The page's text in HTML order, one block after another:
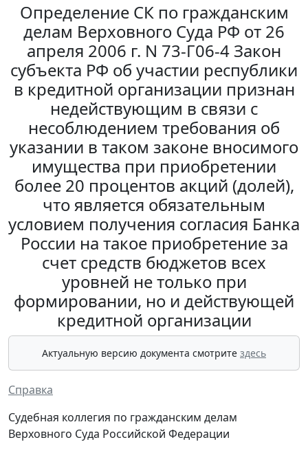
Определение СК по гражданским
делам Верховного Суда РФ от 26
апреля 2006 г. N 73-Г06-4 Закон
субъекта РФ об участии республики
в кредитной организации признан
недействующим в связи с
несоблюдением требования об
указании в таком законе вносимого
имущества при приобретении
более 20 процентов акций (долей),
что является обязательным
условием получения согласия Банка
России на такое приобретение за
счет средств бюджетов всех
уровней не только при
формировании, но и действующей
кредитной организации
Актуальную версию документа смотрите здесь
Справка
Судебная коллегия по гражданским делам
Верховного Суда Российской Федерации